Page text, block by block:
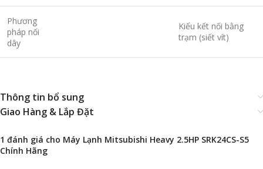
Phương
pháp nối
dây
Kiểu kết nối bằng
trạm (siết vít)
Thông tin bổ sung
Giao Hàng & Lắp Đặt
1 đánh giá cho Máy Lạnh Mitsubishi Heavy 2.5HP SRK24CS-S5
Chính Hãng